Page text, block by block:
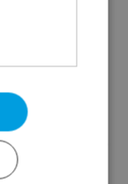
karton met
en hebben
per stuk